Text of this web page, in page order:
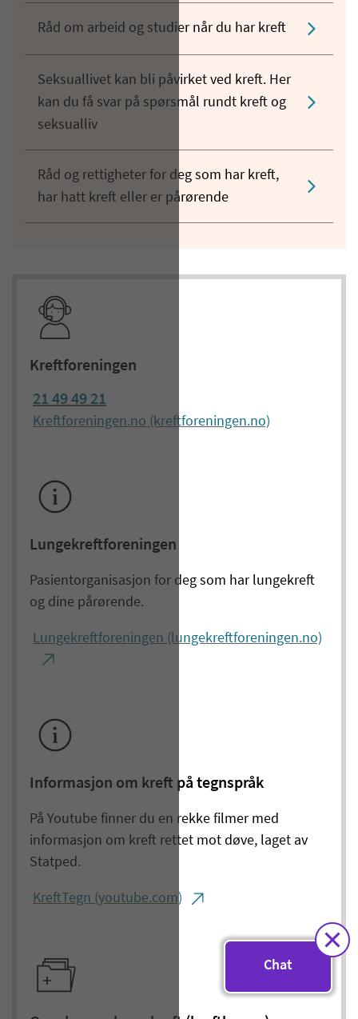
Råd om arbeid og studier når du har kreft
Seksuallivet kan bli påvirket ved kreft. Her
kan du få svar på spørsmål rundt kreft og
seksualliv
Råd og rettigheter for deg som har kreft,
har hatt kreft eller er pårørende
Kreftforeningen
21 49 49 21
Kreftforeningen.no (kreftforeningen.no)
Lungekreftforeningen
Pasientorganisasjon for deg som har lungekreft
og dine pårørende.
Lungekreftforeningen (lungekreftforeningen.no)
Informasjon om kreft på tegnspråk
På Youtube finner du en rekke filmer med
informasjon om kreft rettet mot døve, laget av
Statped.
KreftTegn (youtube.com)
Chat